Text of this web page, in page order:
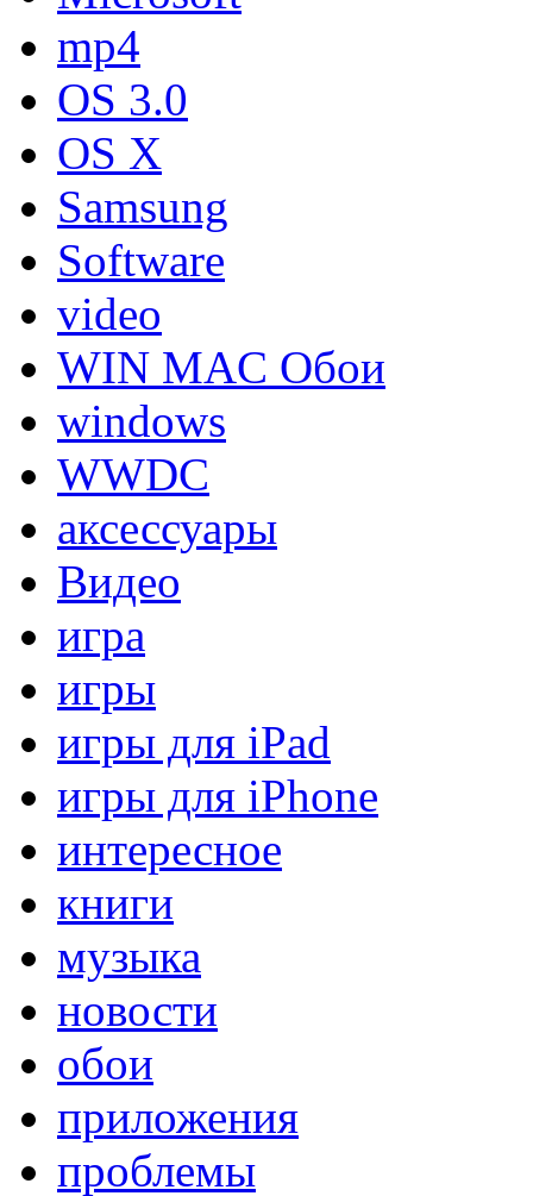
mp4
OS 3.0
OS X
Samsung
Software
video
WIN MAC Обои
windows
WWDC
аксессуары
Видео
игра
игры
игры для iPad
игры для iPhone
интересное
книги
музыка
новости
обои
приложения
проблемы